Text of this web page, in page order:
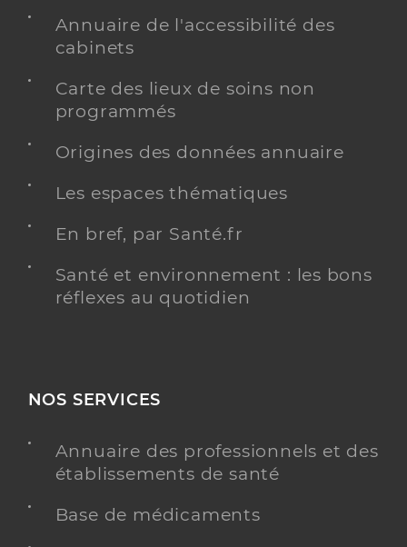
Annuaire de l'accessibilité des
cabinets
Carte des lieux de soins non
programmés
Origines des données annuaire
Les espaces thématiques
En bref, par Santé.fr
Santé et environnement : les bons
réflexes au quotidien
NOS SERVICES
Annuaire des professionnels et des
établissements de santé
Base de médicaments